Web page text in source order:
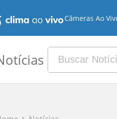
Câmeras Ao